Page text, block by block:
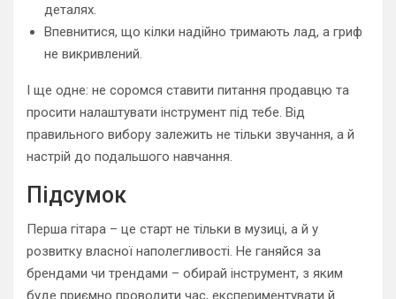
деталях.
Впевнитися, що кілки надійно тримають лад, а гриф
не викривлений.
І ще одне: не соромся ставити питання продавцю та
просити налаштувати інструмент під тебе. Від
правильного вибору залежить не тільки звучання, а й
настрій до подальшого навчання.
Підсумок
Перша гітара – це старт не тільки в музиці, а й у
розвитку власної наполегливості. Не ганяйся за
брендами чи трендами – обирай інструмент, з яким
буде приємно проводити час, експериментувати й